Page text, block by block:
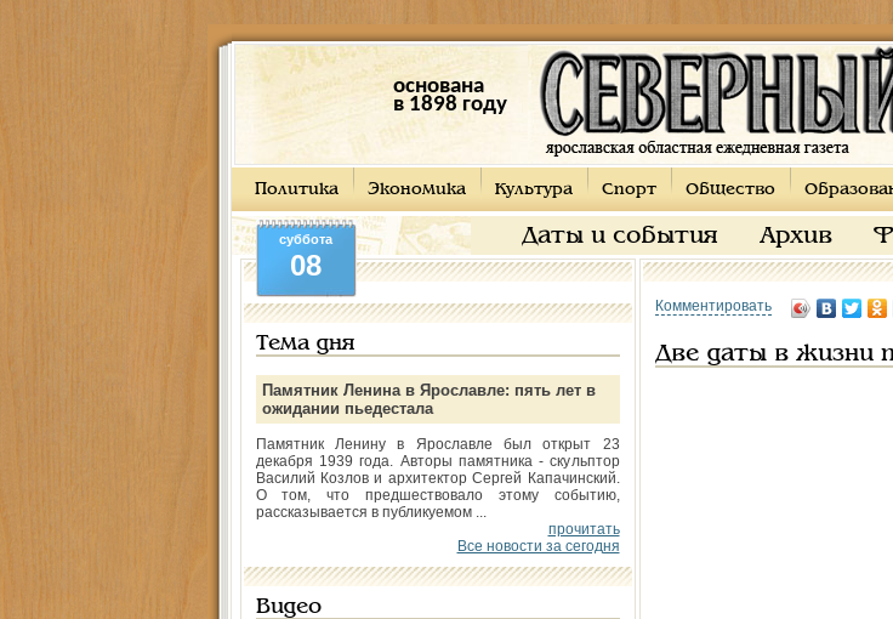
основана
в 1898 году
Политика Экономика Культура Спорт Общество
Даты и события Архив
суббота
08
Тема дня
Памятник Ленина в Ярославле: пять лет в
ожидании пьедестала
Памятник Ленину в Ярославле был открыт 23
декабря 1939 года. Авторы памятника - скульптор
Василий Козлов и архитектор Сергей Капачинский.
О том, что предшествовало этому событию,
рассказывается в публикуемом ...
прочитать
Все новости за сегодня
Видео
Комментировать
Две даты в жизни